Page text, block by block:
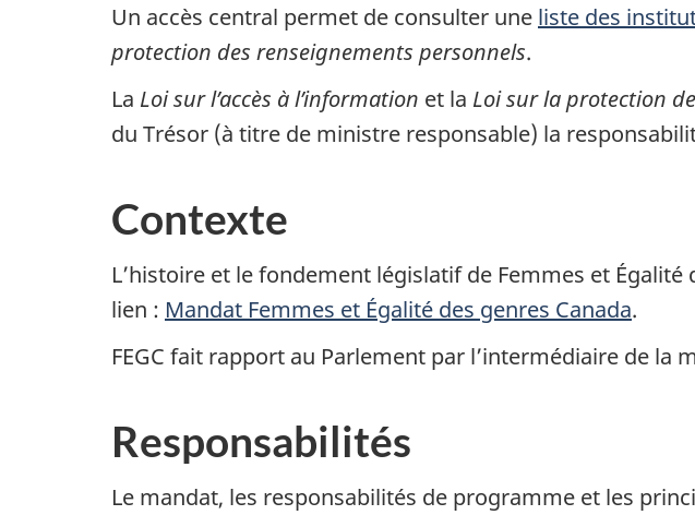
Un accès central permet de consulter une liste des
protection des renseignements personnels.
La Loi sur l’accès à l’information et la Loi sur la protection
du Trésor (à titre de ministre responsable) la
Contexte
L’histoire et le fondement législatif de Femmes et
lien : Mandat Femmes et Égalité des genres Canada.
FEGC fait rapport au Parlement par l’intermédiaire de la
Responsabilités
Le mandat, les responsabilités de programme et les